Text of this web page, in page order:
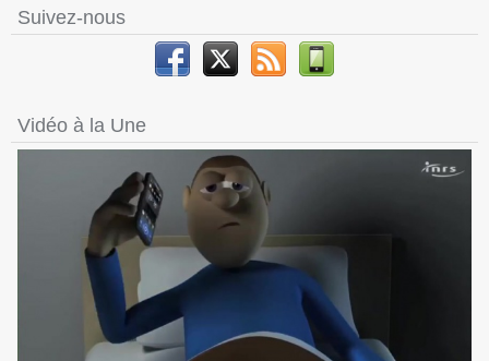
Suivez-nous
Vidéo à la Une